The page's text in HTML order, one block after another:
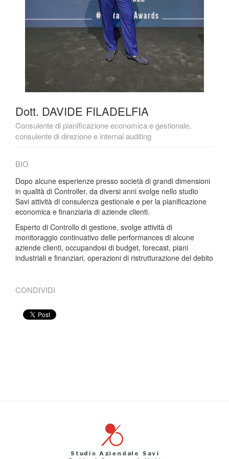
Dott. DAVIDE FILADELFIA
Consulente di pianificazione economica e gestionale,
consulente di direzione e internal auditing
BIO
Dopo alcune esperienze presso società di grandi dimensioni
in qualità di Controller, da diversi anni svolge nello studio
Savi attività di consulenza gestionale e per la pianificazione
economica e finanziaria di aziende clienti.
Esperto di Controllo di gestione, svolge attività di
monitoraggio continuativo delle performances di alcune
aziende clienti, occupandosi di budget, forecast, piani
industriali e finanziari, operazioni di ristrutturazione del debito
CONDIVIDI